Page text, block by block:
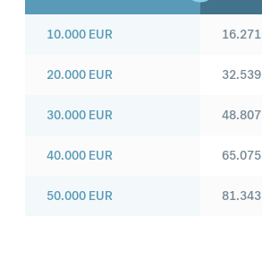
10.000 EUR
20.000 EUR
30.000 EUR
40.000 EUR
50.000 EUR
16.271
32.539
48.807
65.075
81.343